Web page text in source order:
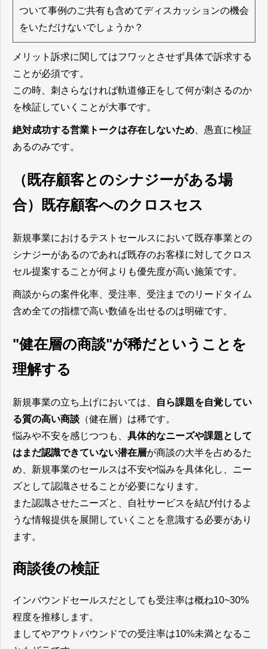
ついて事例のご共有も含めてディスカッションの機会
をいただけないでしょうか？
メリット訴求に関してはフワッとさせず具体で訴求する
ことが必須です。
この時、刺さらなければ軌道修正をして何が刺さるのか
を検証していくことが大事です。
絶対成功する営業トークは存在しないため 、愚直に検証
あるのみです。
（既存顧客とのシナジーがある場
合）既存顧客へのクロスセス
新規事業におけるテストセールスにおいて既存事業との
シナジーがあるのであれば既存のお客様に対してクロス
セル提案することが何よりも優先度が高い施策です。
商談からの案件化率、受注率、受注までのリードタイム
含め全ての指標で高い数値を出せるのは明確です。
"健在層の商談"が稀だということを
理解する
新規事業の立ち上げにおいては、
自ら課題を自覚してい
る質の高い商談 （健在層）は稀です。
悩みや不安を感じつつも、 具体的なニーズや課題として
はまだ認識できていない潜在層が商談の大半を占めるた
め、新規事業のセールスは不安や悩みを具体化し、ニー
ズとして認識させることが必要になります。
また認識させたニーズと、自社サービスを結び付けるよ
うな情報提供を展開していくことを意識する必要があり
ます。
商談後の検証
インバウンドセールスだとしても受注率は概ね10~30%
程度を推移します。
ましてやアウトバウンドでの受注率は10%未満となるこ